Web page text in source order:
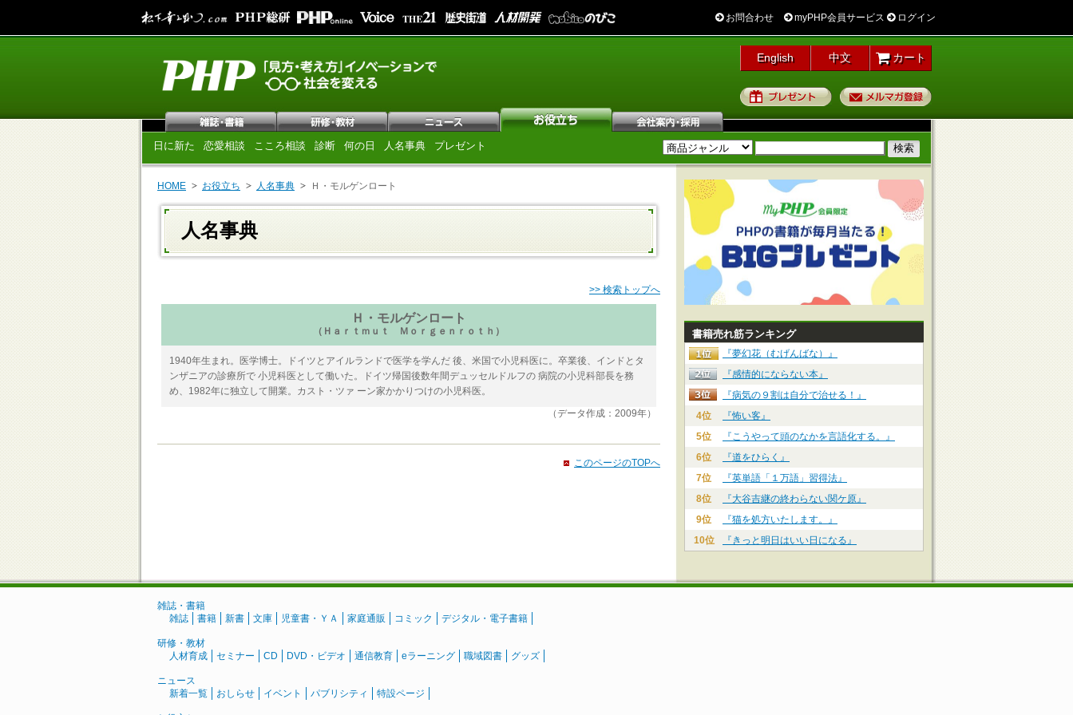
お問合わせ myPHP会員サービス ログイン
English 中文 カート
プレゼント
日に新た 恋愛相談 こころ相談 診断 何の日 人名事典 プレゼント
HOME お役立ち 人名事典 Ｈ・モルゲンロート
人名事典
>> 検索トップへ
Ｈ・モルゲンロート
（Ｈａｒｔｍｕｔ Ｍｏｒｇｅｎｒｏｔｈ）
1940年生まれ。医学博士。ドイツとアイルランドで医学を学んだ 後、米国で小児科医に。卒業後、インドとタ
ンザニアの診療所で 小児科医として働いた。ドイツ帰国後数年間デュッセルドルフの 病院の小児科部長を務
め、1982年に独立して開業。カスト・ツァ ーン家かかりつけの小児科医。
（データ作成：2009年）
このページのTOPへ
書籍売れ筋ランキング
『夢幻花（むげんばな）』
『感情的にならない本』
『病気の９割は自分で治せる！』
4位
『怖い客』
5位
『こうやって頭のなかを言語化する。』
6位
『道をひらく』
7位
『英単語「１万語」習得法』
8位
『大谷吉継の終わらない関ケ原』
9位
『猫を処方いたします。』
10位
『きっと明日はいい日になる』
雑誌・書籍
雑誌
書籍 新書 文庫 児童書・ＹＡ 家庭通販 コミック デジタル・電子書籍
研修・教材
人材育成
セミナー CD DVD・ビデオ 通信教育 eラーニング 職域図書 グッズ
ニュース
新着一覧
おしらせ イベント パブリシティ 特設ページ